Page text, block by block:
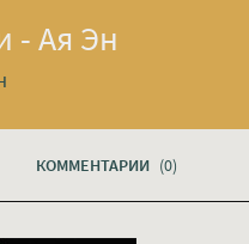
- Ая Эн
КОММЕНТАРИИ (0)